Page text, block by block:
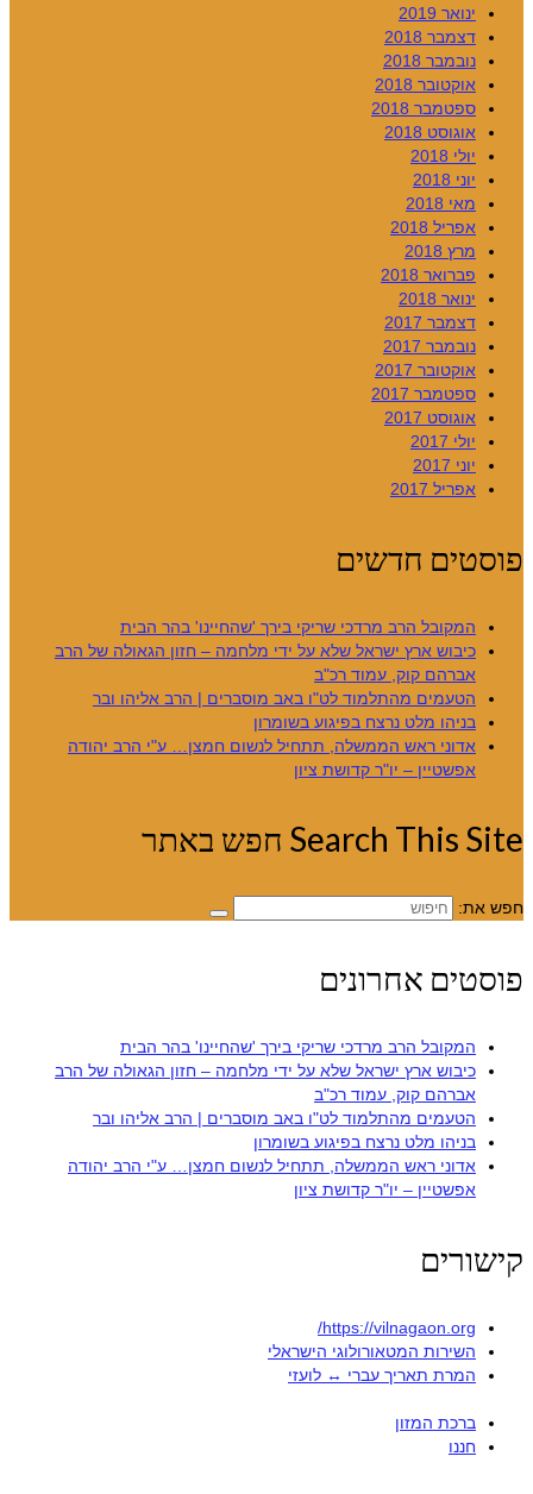
ינואר 2019
דצמבר 2018
נובמבר 2018
אוקטובר 2018
ספטמבר 2018
אוגוסט 2018
יולי 2018
יוני 2018
מאי 2018
אפריל 2018
מרץ 2018
פברואר 2018
ינואר 2018
דצמבר 2017
נובמבר 2017
אוקטובר 2017
ספטמבר 2017
אוגוסט 2017
יולי 2017
יוני 2017
אפריל 2017
פוסטים חדשים
המקובל הרב מרדכי שריקי בירך 'שהחיינו' בהר הבית
כיבוש ארץ ישראל שלא על ידי מלחמה – חזון הגאולה של הרב
אברהם קוק, עמוד רכ"ב
הטעמים מהתלמוד לט"ו באב מוסברים | הרב אליהו ובר
בניהו מלט נרצח בפיגוע בשומרון
אדוני ראש הממשלה, תתחיל לנשום חמצן… ע"י הרב יהודה
אפשטיין – יו"ר קדושת ציון
Search This Site חפש באתר
חפש את:
פוסטים אחרונים
המקובל הרב מרדכי שריקי בירך 'שהחיינו' בהר הבית
כיבוש ארץ ישראל שלא על ידי מלחמה – חזון הגאולה של הרב
אברהם קוק, עמוד רכ"ב
הטעמים מהתלמוד לט"ו באב מוסברים | הרב אליהו ובר
בניהו מלט נרצח בפיגוע בשומרון
אדוני ראש הממשלה, תתחיל לנשום חמצן… ע"י הרב יהודה
אפשטיין – יו"ר קדושת ציון
קישורים
https://vilnagaon.org/
השירות המטאורולוגי הישראלי
המרת תאריך עברי ↔ לועזי
ברכת המזון
חננו